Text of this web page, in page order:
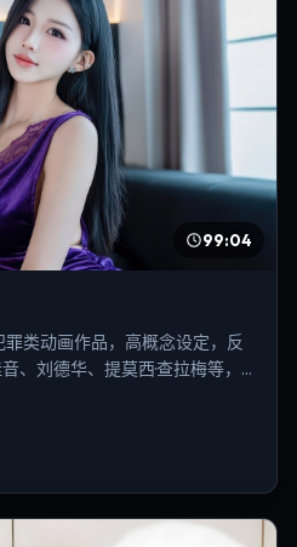
99:04
类动画作品，高概念设定，反
、刘德华、提莫西·查拉梅等，